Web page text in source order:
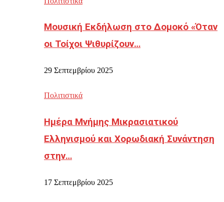
Μουσική Εκδήλωση στο Δομοκό «Όταν
οι Τοίχοι Ψιθυρίζουν…
29 Σεπτεμβρίου 2025
Πολιτιστικά
Ημέρα Μνήμης Μικρασιατικού
Ελληνισμού και Χορωδιακή Συνάντηση
στην…
17 Σεπτεμβρίου 2025